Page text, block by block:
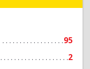
95
2
Подробнее